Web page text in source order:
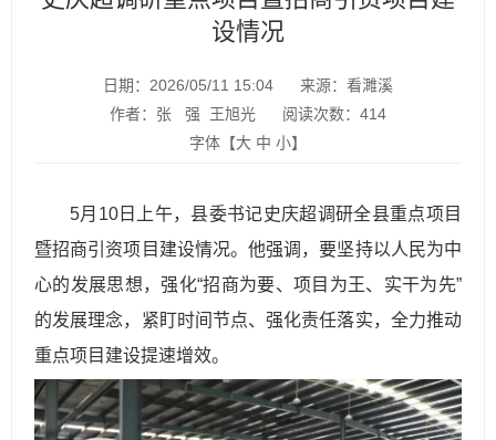
设情况
日期：2026/05/11 15:04
来源：看濉溪
作者：张 强 王旭光
阅读次数： 414
字体【大 中 小】
5月10日上午，县委书记史庆超调研全县重点项目
暨招商引资项目建设情况。他强调，要坚持以人民为中
心的发展思想，强化“招商为要、项目为王、实干为先”
的发展理念，紧盯时间节点、强化责任落实，全力推动
重点项目建设提速增效。